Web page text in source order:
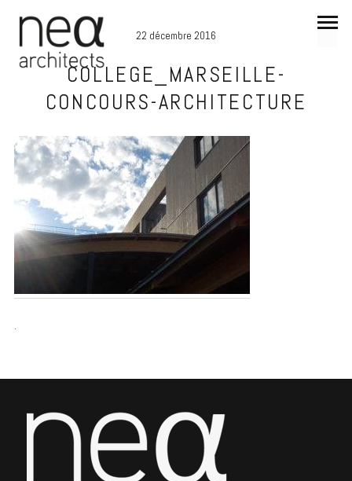
22 décembre 2016
COLLEGE_MARSEILLE-
CONCOURS-ARCHITECTURE
.